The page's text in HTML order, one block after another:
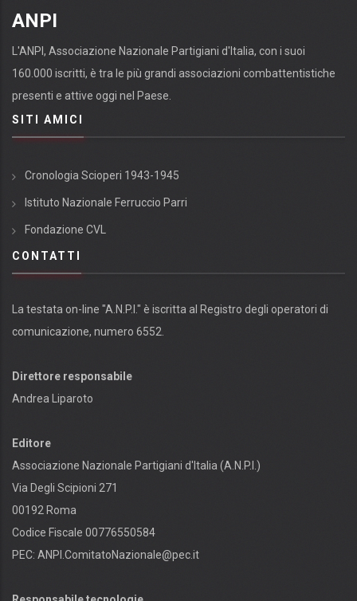
ANPI
L'ANPI, Associazione Nazionale Partigiani d'Italia, con i suoi
160.000 iscritti, è tra le più grandi associazioni combattentistiche
presenti e attive oggi nel Paese.
SITI AMICI
Cronologia Scioperi 1943-1945
Istituto Nazionale Ferruccio Parri
Fondazione CVL
CONTATTI
La testata on-line "A.N.P.I." è iscritta al Registro degli operatori di
comunicazione, numero 6552.
Direttore responsabile
Andrea Liparoto
Editore
Associazione Nazionale Partigiani d'Italia (A.N.P.I.)
Via Degli Scipioni 271
00192 Roma
Codice Fiscale 00776550584
PEC: ANPI.ComitatoNazionale@pec.it